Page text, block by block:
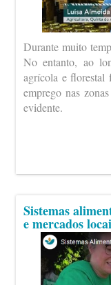
Durante muito
No entanto, ao
agrícola e florestal
emprego nas
evidente.
Sistemas
e mercados